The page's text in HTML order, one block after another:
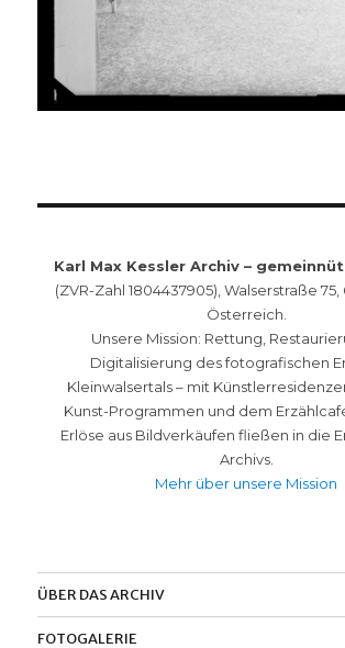
Karl Max Kessler Archiv –
(ZVR-Zahl 1804437905), Walserstraße 75,
Österreich.
Unsere Mission: Rettung,
Digitalisierung des fotografischen
Kleinwalsertals – mit
Kunst-Programmen und dem
Erlöse aus Bildverkäufen fließen in die
Archivs.
Mehr über unsere Mission
ÜBER DAS ARCHIV
FOTOGALERIE